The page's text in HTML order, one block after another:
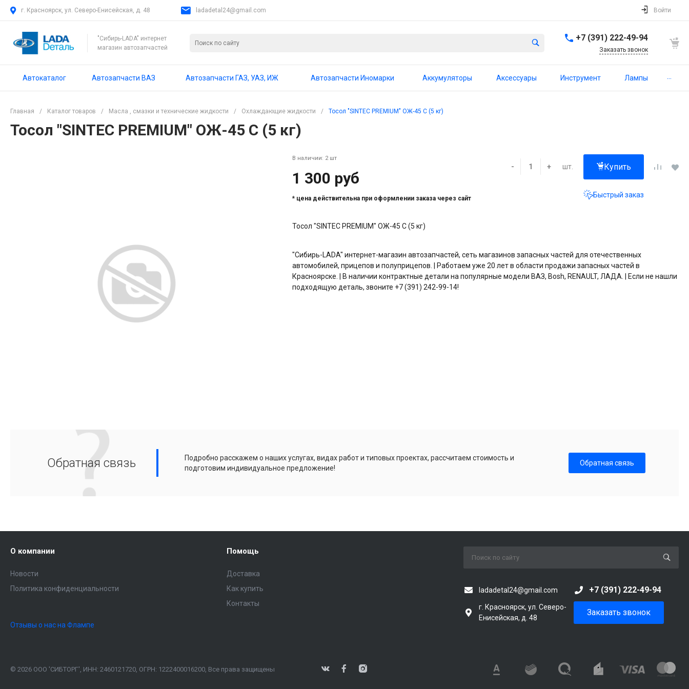
г. Красноярск, ул. Северо-Енисейская, д. 48 ladadetal24@gmail.com Войти
"Сибирь-LADA" интернет
магазин автозапчастей
+7 (391) 222-49-94
Заказать звонок
Автокаталог Автозапчасти ВАЗ Автозапчасти ГАЗ, УАЗ, ИЖ Автозапчасти Иномарки Аккумуляторы Аксессуары Инструмент Лампы ...
Главная / Каталог товаров / Масла , смазки и технические жидкости / Охлаждающие жидкости / Тосол "SINTEC PREMIUM" ОЖ-45 C (5 кг)
Тосол "SINTEC PREMIUM" ОЖ-45 C (5 кг)
В наличии: 2 шт
1 300 руб
* цена действительна при оформлении заказа через сайт
- + шт. Купить
Быстрый заказ
Тосол "SINTEC PREMIUM" ОЖ-45 C (5 кг)
"Сибирь-LADA" интернет-магазин автозапчастей, сеть магазинов запасных частей для отечественных
автомобилей, прицепов и полуприцепов. | Работаем уже 20 лет в области продажи запасных частей в
Красноярске. | В наличии контрактные детали на популярные модели ВАЗ, Bosh, RENAULT, ЛАДА. | Если не нашли
подходящую деталь, звоните +7 (391) 242-99-14!
Обратная связь
Подробно расскажем о наших услугах, видах работ и типовых проектах, рассчитаем стоимость и
подготовим индивидуальное предложение!
Обратная связь
О компании
Новости
Политика конфиденциальности
Помощь
Доставка
Как купить
Контакты
Отзывы о нас на Флампе
ladadetal24@gmail.com +7 (391) 222-49-94
г. Красноярск, ул. Северо-
Енисейская, д. 48
Заказать звонок
© 2026 ООО 'СИБТОРГ', ИНН: 2460121720, ОГРН: 1222400016200, Все права защищены